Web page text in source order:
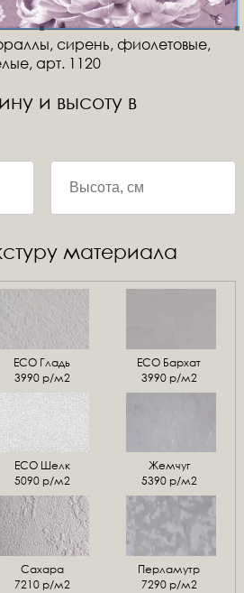
сирень, фиолетовые,
арт. 1120
и высоту в
материала
ЕСО Гладь
3990 р/м2
ECO Бархат
3990 р/м2
ЕСО Шелк
5090 р/м2
Жемчуг
5390 р/м2
Сахара
7210 р/м2
Перламутр
7290 р/м2